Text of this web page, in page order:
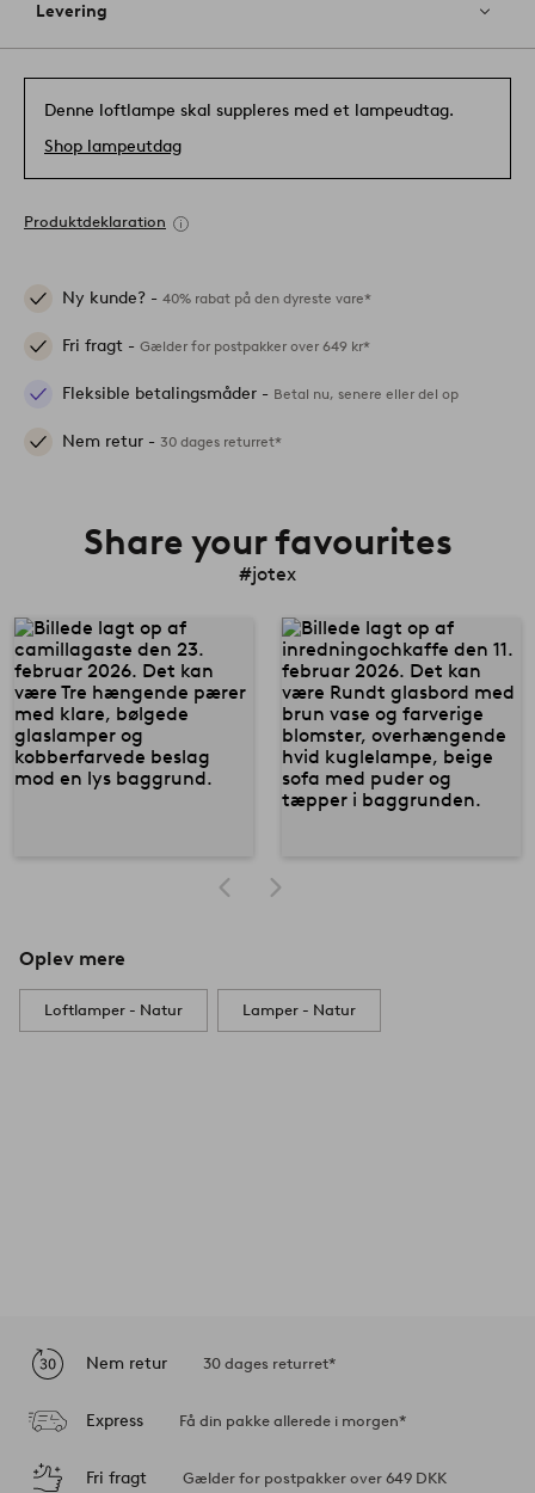
Levering
Denne loftlampe skal suppleres med et lampeudtag.
Shop lampeutdag
Produktdeklaration
Ny kunde? - 40% rabat på den dyreste vare*
Fri fragt - Gælder for postpakker over 649 kr*
Fleksible betalingsmåder - Betal nu, senere eller del op
Nem retur - 30 dages returret*
Share your favourites
#jotex
Oplev mere
Loftlamper - Natur Lamper - Natur
Nem retur 30 dages returret*
Express Få din pakke allerede i morgen*
Fri fragt Gælder for postpakker over 649 DKK